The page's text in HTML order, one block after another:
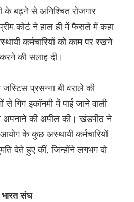
के बढ़ने से अनिश्चित रोजगार
कोर्ट ने हाल ही में फैसले में कहा
कर्मचारियों को काम पर रखने
की सलाह दी।
प्रसन्ना बी वराले की
से गिग इकॉनमी में पाई जाने वाली
अपनाने की अपील की। खंडपीठ ने
के कुछ अस्थायी कर्मचारियों
देते हुए कीं, जिन्होंने लगभग दो
संघ